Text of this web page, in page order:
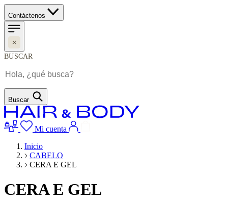
Contáctenos
BUSCAR
Buscar
Mi cuenta
Inicio
CABELO
CERA E GEL
CERA E GEL